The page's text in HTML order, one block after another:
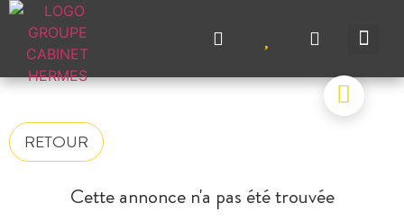
RETOUR
Cette annonce n'a pas été trouvée